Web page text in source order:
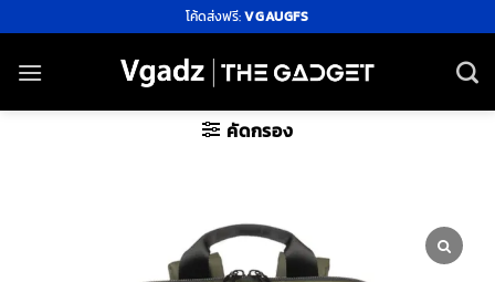
ไป
ยัง
โค้ดส่งฟรี:VGAUGFS
คัดกรอง